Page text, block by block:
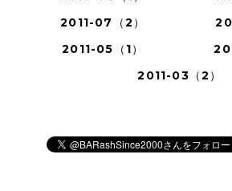
2011-07（2）
2011-05（1）
2011-03（2）